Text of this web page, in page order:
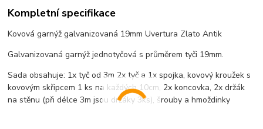
Kompletní specifikace
Kovová garnýž galvanizovaná 19mm Uvertura Zlato Antik
Galvanizovaná garnýž jednotyčová s průměrem tyči 19mm.
Sada obsahuje: 1x tyč od 3m 2x tyč a 1x spojka, kovový kroužek s
kovovým skřipcem 1 ks na každých 10cm, 2x koncovka, 2x držák
na stěnu (při délce 3m jsou držáky 3ks), šrouby a hmoždinky